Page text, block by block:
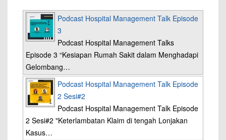
Podcast Hospital Management Talk Episode
3
Podcast Hospital Management Talks
Episode 3 “Kesiapan Rumah Sakit dalam Menghadapi
Gelombang…
Podcast Hospital Management Talk Episode
2 Sesi#2
Podcast Hospital Management Talk Episode
2 Sesi#2 "Keterlambatan Klaim di tengah Lonjakan
Kasus…